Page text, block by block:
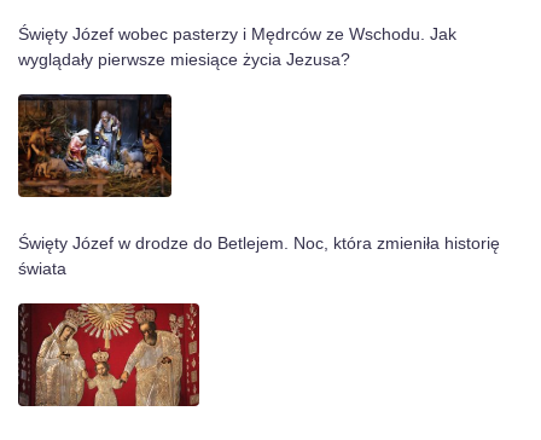
Święty Józef wobec pasterzy i Mędrców ze Wschodu. Jak
wyglądały pierwsze miesiące życia Jezusa?
Święty Józef w drodze do Betlejem. Noc, która zmieniła historię
świata